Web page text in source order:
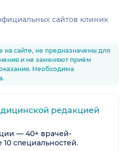
сайтов клиник
сайте, не предназначены для
и не заменяют приём
Необходима
редакцией
— 40+ врачей-
10 специальностей.